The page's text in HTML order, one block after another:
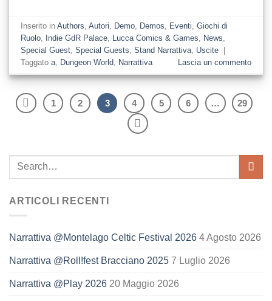
Inserito inAuthors ,Autori Demo Demos Eventi ,Giochi di
Ruolo
Indie GdR Palace Lucca Comics & Games News
Special Guest ,Special Guests ,Stand Narrattiva Uscite
Taggatoa Dungeon World Narrattiva Lascia un commento
1 2 3 4 5 6 … 29
ARTICOLI RECENTI
Narrattiva @Montelago Celtic Festival 2026 4 Agosto 2026
Narrattiva @Roll!fest Bracciano 2025 7 Luglio 2026
Narrattiva @Play 2026 20 Maggio 2026